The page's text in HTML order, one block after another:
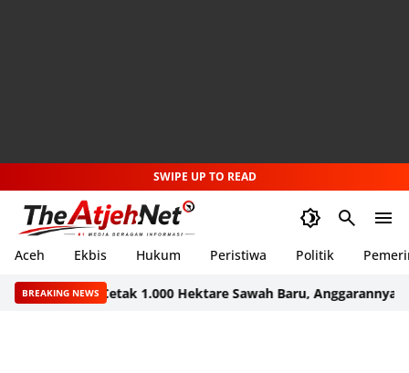
SWIPE UP TO READ
Aceh Ekbis Hukum Peristiwa Politik
BREAKING NEWS
Cetak 1.000 Hektare Sawah Baru, Anggarannya Rp35